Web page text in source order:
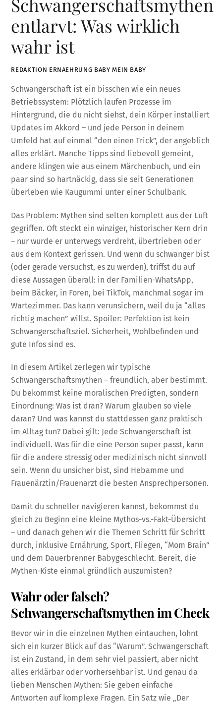
Schwangerschaftsmythen
entlarvt: Was wirklich
wahr ist
REDAKTION ERNAEHRUNG BABY MEIN BABY
Schwangerschaft ist ein bisschen wie ein neues
Betriebssystem: Plötzlich laufen Prozesse im
Hintergrund, die du nicht siehst, dein Körper installiert
Updates im Akkord – und jede Person in deinem
Umfeld hat auf einmal “den einen Trick”, der angeblich
alles erklärt. Manche Tipps sind liebevoll gemeint,
andere klingen wie aus einem Märchenbuch, und ein
paar sind so hartnäckig, dass sie seit Generationen
überleben wie Kaugummi unter einer Schulbank.
Das Problem: Mythen sind selten komplett aus der Luft
gegriffen. Oft steckt ein winziger, historischer Kern drin
– nur wurde er unterwegs verdreht, übertrieben oder
aus dem Kontext gerissen. Und wenn du schwanger bist
(oder gerade versuchst, es zu werden), triffst du auf
diese Aussagen überall: in der Familien-WhatsApp,
beim Bäcker, in Foren, bei TikTok, manchmal sogar im
Wartezimmer. Das kann verunsichern, weil du ja “alles
richtig machen” willst. Spoiler: Perfektion ist kein
Schwangerschaftsziel. Sicherheit, Wohlbefinden und
gute Infos sind es.
In diesem Artikel zerlegen wir typische
Schwangerschaftsmythen – freundlich, aber bestimmt.
Du bekommst keine moralischen Predigten, sondern
Einordnung: Was ist dran? Warum glauben so viele
daran? Und was kannst du stattdessen ganz praktisch
im Alltag tun? Dabei gilt: Jede Schwangerschaft ist
individuell. Was für die eine Person super passt, kann
für die andere stressig oder medizinisch nicht sinnvoll
sein. Wenn du unsicher bist, sind Hebamme und
Frauenärztin/Frauenarzt die besten Ansprechpersonen.
Damit du schneller navigieren kannst, bekommst du
gleich zu Beginn eine kleine Mythos-vs.-Fakt-Übersicht
– und danach gehen wir die Themen Schritt für Schritt
durch, inklusive Ernährung, Sport, Fliegen, “Mom Brain”
und dem Dauerbrenner Babygeschlecht. Bereit, die
Mythen-Kiste einmal gründlich auszumisten?
Wahr oder falsch?
Schwangerschaftsmythen im Check
Bevor wir in die einzelnen Mythen eintauchen, lohnt
sich ein kurzer Blick auf das “Warum”. Schwangerschaft
ist ein Zustand, in dem sehr viel passiert, aber nicht
alles erklärbar oder vorhersehbar ist. Und genau da
lieben Menschen Mythen: Sie geben einfache
Antworten auf komplexe Fragen. Ein Satz wie „Der